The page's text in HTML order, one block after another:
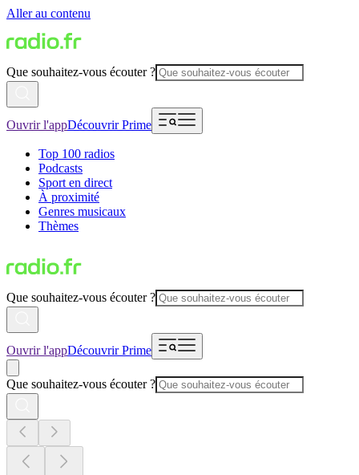
Aller au contenu
Que souhaitez-vous écouter ?
Ouvrir l'appDécouvrir Prime
Top 100 radios
Podcasts
Sport en direct
À proximité
Genres musicaux
Thèmes
Que souhaitez-vous écouter ?
Ouvrir l'appDécouvrir Prime
Que souhaitez-vous écouter ?